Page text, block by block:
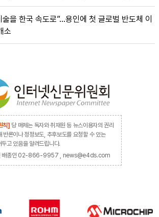
을 한국 속도로”…용인에 첫 글로벌 반도체 이
소
칙] 당 매체는 독자와 취재원 등 뉴스이용자의 권리
반론이나 정정보도, 추후보도를 요청할 수 있는
두고 있음을 알려드립니다.
배종인 02-866-9957 , news@e4ds.com